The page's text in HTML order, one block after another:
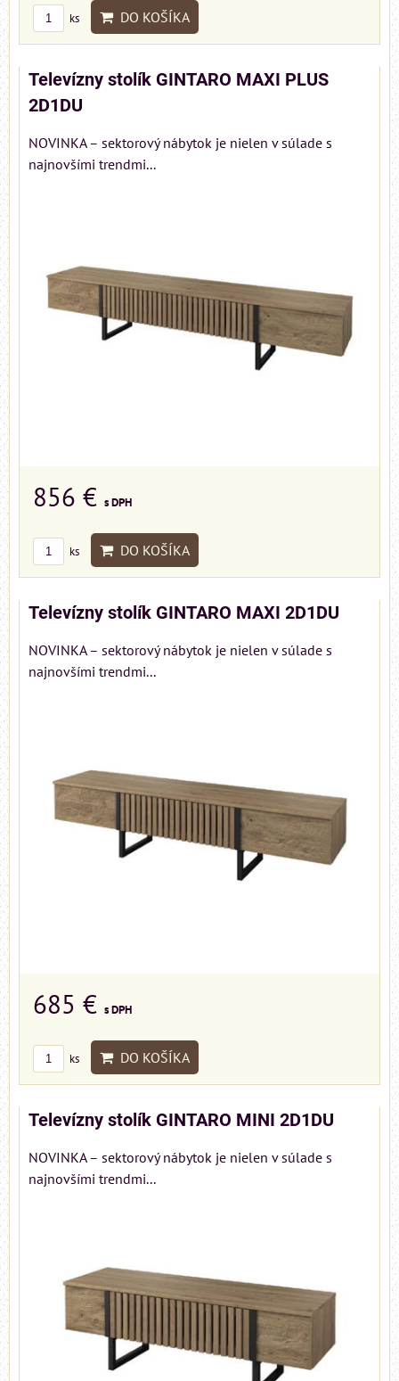
ks DO KOŠÍKA
Televízny stolík GINTARO MAXI PLUS
2D1DU
NOVINKA – sektorový nábytok je nielen v súlade s
najnovšími trendmi...
856 € s DPH
ks DO KOŠÍKA
Televízny stolík GINTARO MAXI 2D1DU
NOVINKA – sektorový nábytok je nielen v súlade s
najnovšími trendmi...
685 € s DPH
ks DO KOŠÍKA
Televízny stolík GINTARO MINI 2D1DU
NOVINKA – sektorový nábytok je nielen v súlade s
najnovšími trendmi...